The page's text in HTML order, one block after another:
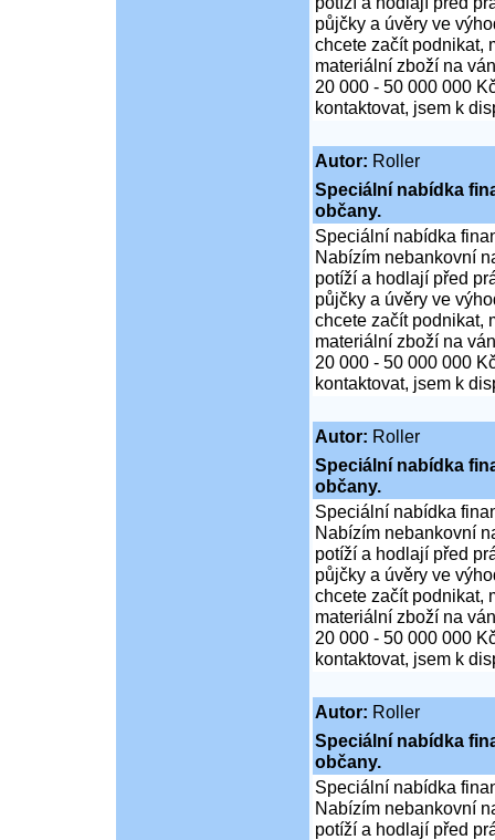
půjčky a úvěry ve
chcete začít podnikat,
materiální zboží na
20 000 - 50 000 000
kontaktovat, jsem k
Autor: Roller
Speciální nabídka
občany.
Speciální nabídka
Nabízím nebankovní
potíží a hodlají před
půjčky a úvěry ve
chcete začít podnikat,
materiální zboží na
20 000 - 50 000 000
kontaktovat, jsem k
Autor: Roller
Speciální nabídka
občany.
Speciální nabídka
Nabízím nebankovní
potíží a hodlají před
půjčky a úvěry ve
chcete začít podnikat,
materiální zboží na
20 000 - 50 000 000
kontaktovat, jsem k
Autor: Roller
Speciální nabídka
občany.
Speciální nabídka
Nabízím nebankovní
potíží a hodlají před